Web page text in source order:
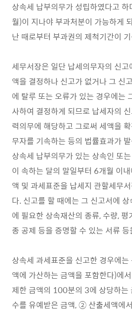
상속세 납부의무가 성립하였다고
월)이 지나야 부과처분이 가능하게
난 때로부터 부과권의 제척기간이
세무서장은 일단 납세의무자의 신
액을 결정하나 신고가 없거나 그 신
에 탈루 또는 오류가 있는 경우에는
사하여 결정하게 되므로 납세자의
력의무에 해당하고 그로써 세액을
무자를 기속하는 등의 법률효과가
상속세 납부의무가 있는 상속인 또
이 속하는 달의 말일부터 6개월 이
액 및 과세표준을 납세지 관할세무
다. 신고를 할 때에는 그 신고서에
에 필요한 상속재산의 종류, 수량,
종 공제 등을 증명할 수 있는 서류
상속세 과세표준을 신고한 경우에
액에 가산하는 금액을 포함한다)에
제한 금액의 100분의 3에 상당하
수를 유예받은 금액, ② 산출세액에